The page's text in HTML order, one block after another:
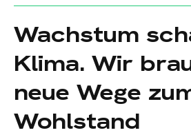
Wachstum
Klima. Wir
neue Wege
Wohlstand